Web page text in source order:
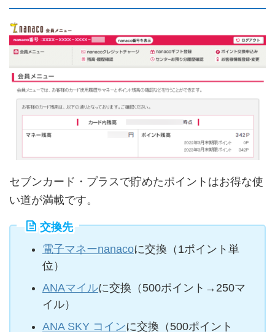
セブンカード・プラスで貯めたポイントはお得な使
い道が満載です。
交換先
電子マネーnanacoに交換（1ポイント単
位）
ANAマイルに交換（500ポイント→250マ
イル）
ANA SKY コインに交換（500ポイント